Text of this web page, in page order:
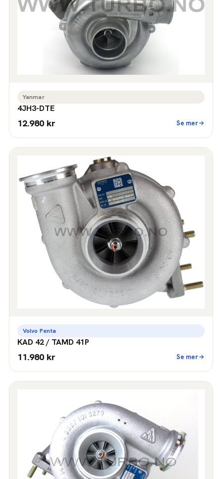
Yanmar
4JH3-DTE
12.980 kr Se mer
Volvo Penta
KAD 42 / TAMD 41P
11.980 kr Se mer